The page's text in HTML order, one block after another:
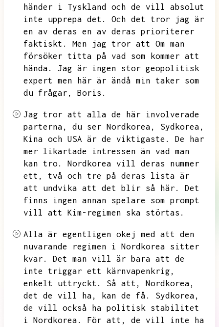
händer i Tyskland och de vill absolut
inte upprepa det.
Och det tror jag är
en av deras en av deras prioriterer
faktiskt.
Men jag tror att Om man
försöker titta på vad som kommer att
hända.
Jag är ingen stor geopolitisk
expert men här är ändå min taker som
du frågar,
Boris.
Jag tror att alla de här involverade
parterna,
du ser Nordkorea,
Sydkorea,
Kina och USA är de viktigaste.
De har
mer likartade intressen än vad man
kan tro.
Nordkorea vill deras nummer
ett,
två och tre på deras lista är
att undvika att det blir så här.
Det
finns ingen annan spelare som prompt
vill att Kim-regimen ska störtas.
Alla är egentligen okej med att den
nuvarande regimen i Nordkorea sitter
kvar.
Det man vill är bara att de
inte triggar ett kärnvapenkrig,
enkelt uttryckt.
Så att,
Nordkorea,
det de vill ha,
kan de få.
Sydkorea,
de vill också ha politisk stabilitet
i Nordkorea.
För att,
de vill inte ha